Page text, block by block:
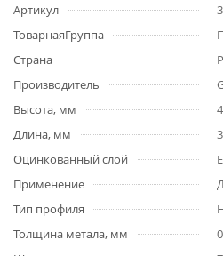
Артикул
ТоварнаяГруппа
Страна
Производитель
Высота, мм
Длина, мм
Оцинкованный слой
Применение
Тип профиля
Толщина метала, мм